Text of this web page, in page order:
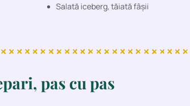
Salată iceberg, tăiată fâșii
pas cu pas